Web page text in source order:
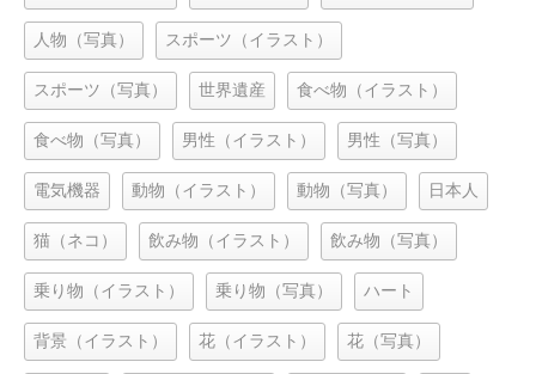
人物（写真） スポーツ（イラスト）
スポーツ（写真） 世界遺産 食べ物（イラスト）
食べ物（写真） 男性（イラスト） 男性（写真）
電気機器 動物（イラスト） 動物（写真） 日本人
猫（ネコ） 飲み物（イラスト） 飲み物（写真）
乗り物（イラスト） 乗り物（写真） ハート
背景（イラスト） 花（イラスト） 花（写真）